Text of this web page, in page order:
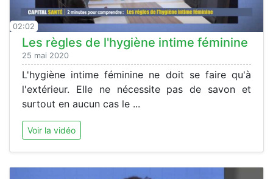
02:02
Les règles de l'hygiène intime féminine
25 mai 2020
L'hygiène intime féminine ne doit se faire qu'à
l'extérieur. Elle ne nécessite pas de savon et
surtout en aucun cas le ...
Voir la vidéo